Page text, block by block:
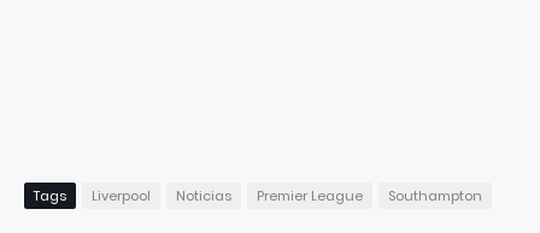
Tags Liverpool Noticias Premier League Southampton